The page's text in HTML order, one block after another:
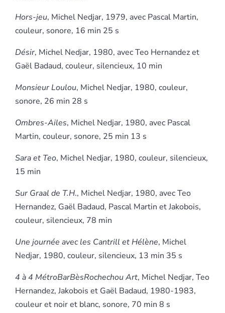
Hors-jeu, Michel Nedjar, 1979, avec Pascal Martin,
couleur, sonore, 16 min 25 s
Désir, Michel Nedjar, 1980, avec Teo Hernandez et
Gaël Badaud, couleur, silencieux, 10 min
Monsieur Loulou, Michel Nedjar, 1980, couleur,
sonore, 26 min 28 s
Ombres-Ailes, Michel Nedjar, 1980, avec Pascal
Martin, couleur, sonore, 25 min 13 s
Sara et Teo, Michel Nedjar, 1980, couleur, silencieux,
15 min
Sur Graal de T.H., Michel Nedjar, 1980, avec Teo
Hernandez, Gaël Badaud, Pascal Martin et Jakobois,
couleur, silencieux, 78 min
Une journée avec les Cantrill et Hélène, Michel
Nedjar, 1980, couleur, silencieux, 13 min 35 s
4 à 4 MétroBarBèsRochechou Art, Michel Nedjar, Teo
Hernandez, Jakobois et Gaël Badaud, 1980-1983,
couleur et noir et blanc, sonore, 70 min 8 s